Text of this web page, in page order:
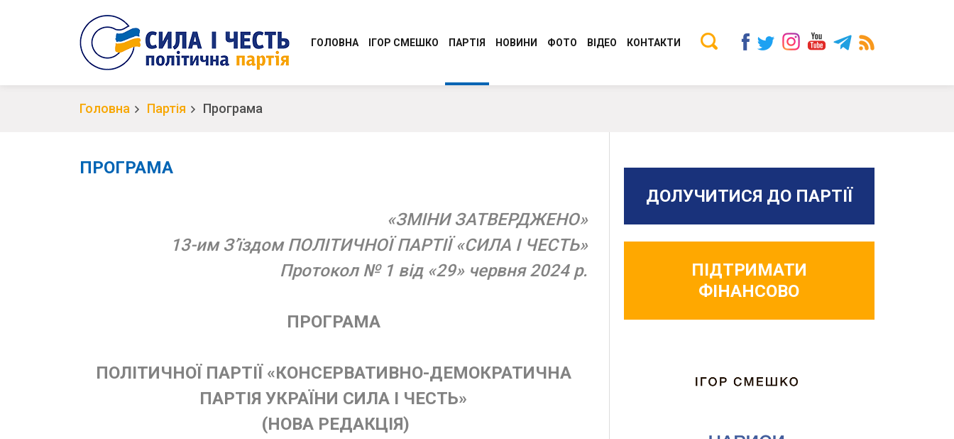
ГОЛОВНА ІГОР СМЕШКО ПАРТІЯ
Ідеологія
НОВИНИ ФОТО ВІДЕО КОНТАКТИ
Головна Партія Програма
ПРОГРАМА
«ЗМІНИ ЗАТВЕРДЖЕНО»
13-им З’їздом ПОЛІТИЧНОЇ ПАРТІЇ «СИЛА І ЧЕСТЬ»
Протокол № 1 від «29» червня 2024 р.
ПРОГРАМА
ПОЛІТИЧНОЇ ПАРТІЇ «КОНСЕРВАТИВНО-ДЕМОКРАТИЧНА
ПАРТІЯ УКРАЇНИ СИЛА І ЧЕСТЬ»
(НОВА РЕДАКЦІЯ)
ДОЛУЧИТИСЯ ДО ПАРТІЇ
ПІДТРИМАТИ
ФІНАНСОВО